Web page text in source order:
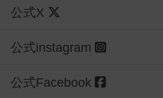
公式X
公式instagram
公式Facebook